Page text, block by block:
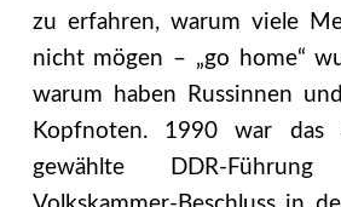
zu erfahren, warum viele
nicht mögen – „go home“
warum haben Russinnen
Kopfnoten. 1990 war das
gewählte DDR-